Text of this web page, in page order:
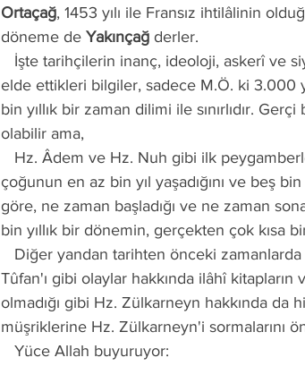
Ortaçağ, 1453 yılı ile Fransız ihtilâlinin
döneme de Yakınçağ derler.
elde ettikleri bilgiler, sadece M.Ö. ki 3.000
bin yıllık bir zaman dilimi ile sınırlıdır.
olabilir ama,
çoğunun en az bin yıl yaşadığını ve beş
göre, ne zaman başladığı ve ne zaman
bin yıllık bir dönemin, gerçekten çok kısa
Tûfan'ı gibi olaylar hakkında ilâhî
olmadığı gibi Hz. Zülkarneyn hakkında
müşriklerine Hz. Zülkarneyn'i sormalarını
   Yüce Allah buyuruyor: